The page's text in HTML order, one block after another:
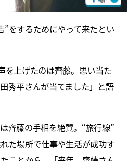
”をするためにやって来たとい
を上げたのは齊藤。思い当た
秀平さんが当てました」と語
齊藤の手相を絶賛。“旅行線”
た場所で仕事や生活が成功す